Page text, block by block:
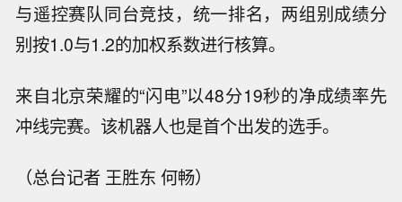
与遥控赛队同台竞技，统一排名，两组别成绩分
别按1.0与1.2的加权系数进行核算。
来自北京荣耀的“闪电”以48分19秒的净成绩率先
冲线完赛。该机器人也是首个出发的选手。
（总台记者 王胜东 何畅）